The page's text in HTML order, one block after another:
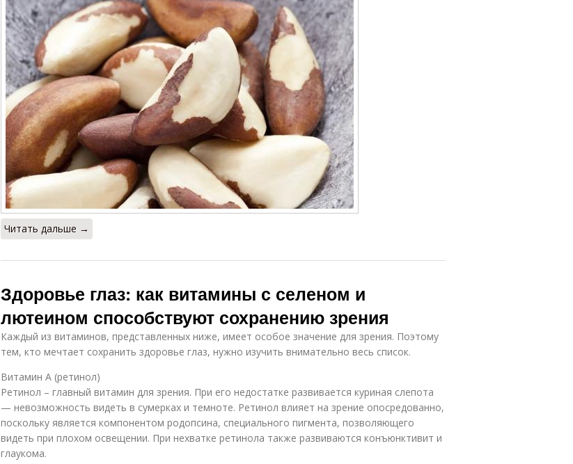
Читать дальше →
Здоровье глаз: как витамины с селеном и
лютеином способствуют сохранению зрения
Каждый из витаминов, представленных ниже, имеет особое значение для зрения. Поэтому
тем, кто мечтает сохранить здоровье глаз, нужно изучить внимательно весь список.
Витамин А (ретинол)
Ретинол – главный витамин для зрения. При его недостатке развивается куриная слепота
— невозможность видеть в сумерках и темноте. Ретинол влияет на зрение опосредованно,
поскольку является компонентом родопсина, специального пигмента, позволяющего
видеть при плохом освещении. При нехватке ретинола также развиваются конъюнктивит и
глаукома.